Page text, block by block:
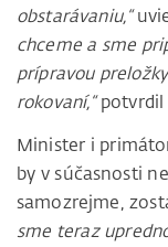
obstarávaniu,“
chceme a sme
prípravou
rokovaní,“potvrdil
Minister i
by v súčasnosti
samozrejme,
sme teraz